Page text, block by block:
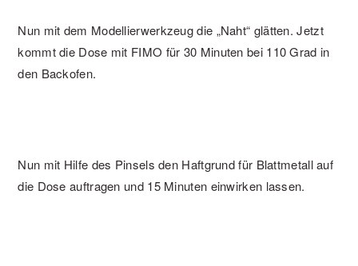
Nun mit dem Modellierwerkzeug die „Naht“ glätten. Jetzt
kommt die Dose mit FIMO für 30 Minuten bei 110 Grad in
den Backofen.
Nun mit Hilfe des Pinsels den Haftgrund für Blattmetall auf
die Dose auftragen und 15 Minuten einwirken lassen.